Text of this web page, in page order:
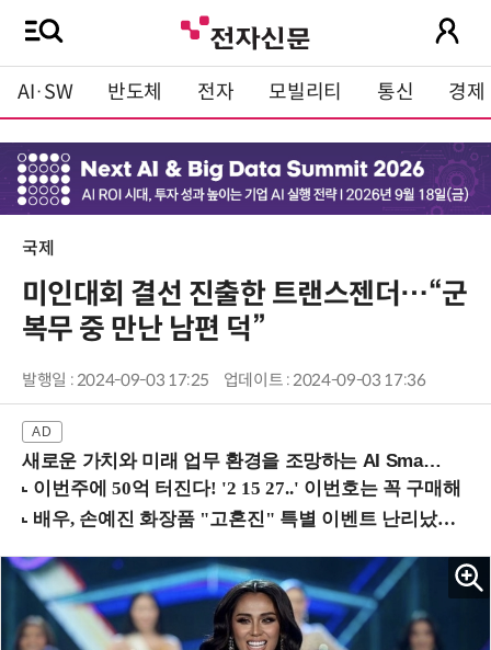
AI·SW 반도체 전자 모빌리티 통신 경제
국제
미인대회 결선 진출한 트랜스젠더…“군
복무 중 만난 남편 덕”
발행일 : 2024-09-03 17:25 업데이트 : 2024-09-03 17:36
새로운 가치와 미래 업무 환경을 조망하는 AI Smart Work Summit 2026 (9/11 코엑스)